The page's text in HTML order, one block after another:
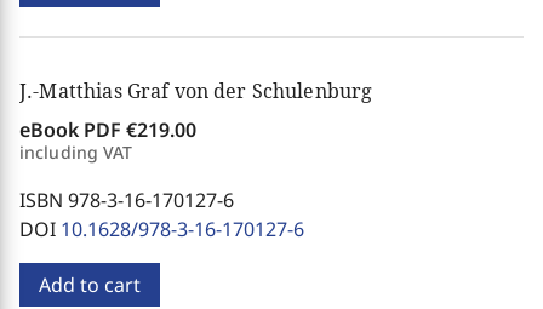
J.-Matthias Graf von der Schulenburg
eBook PDF €219.00
including VAT
ISBN 978-3-16-170127-6
DOI 10.1628/978-3-16-170127-6
Add to cart